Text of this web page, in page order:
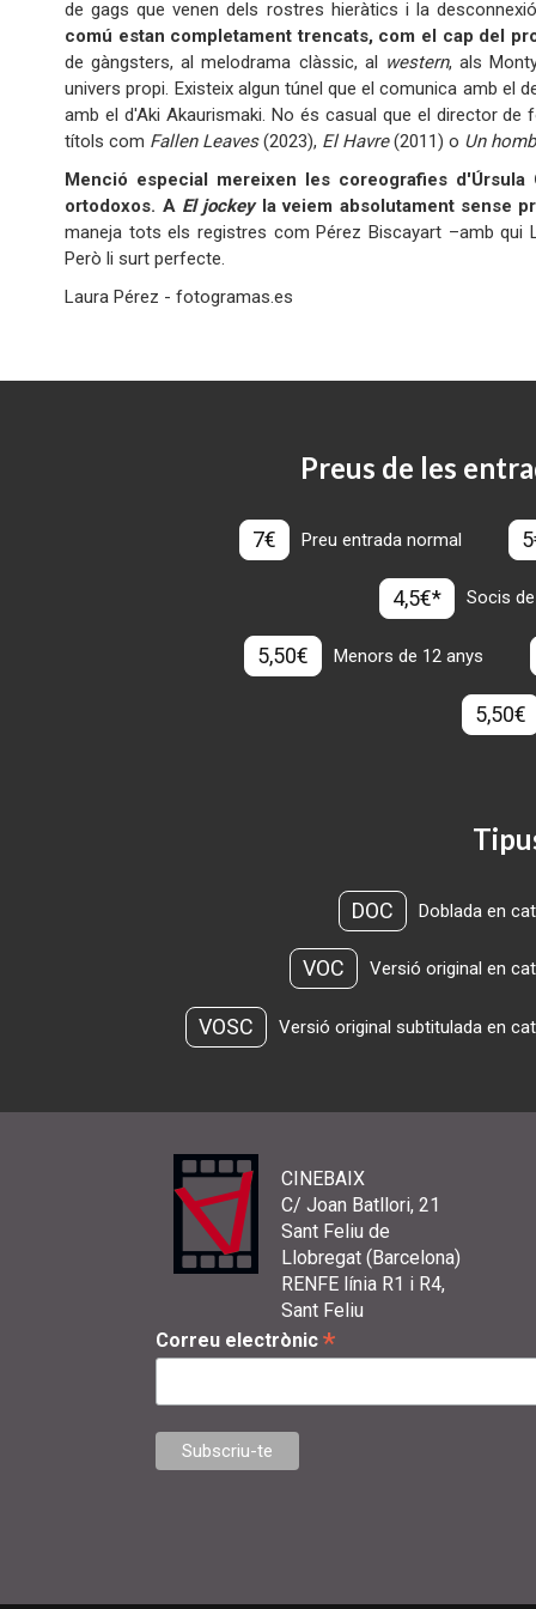
de gags que venen dels rostres hieràtics i la
comú estan completament trencats, com el cap del
de gàngsters, al melodrama clàssic, al western, als
univers propi. Existeix algun túnel que el comunica amb el
amb el d'Aki Akaurismaki. No és casual que el director de
títols com Fallen Leaves(2023), El Havre(2011) o Un
Menció especial mereixen les coreografies
ortodoxos. A El jockey la veiem absolutament sense
maneja tots els registres com Pérez Biscayart –amb qui
Però li surt perfecte.
Laura Pérez - fotogramas.es
Preus de les
7€ Preu entrada normal
4,5€* Socis
5,50€ Menors de 12 anys
5,50€
DOC Doblada en
VOC Versió original en
VOSC Versió original subtitulada en
CINEBAIX
C/ Joan Batllori, 21
Sant Feliu de
Llobregat (Barcelona)
RENFE línia R1 i R4,
Sant Feliu
Correu electrònic *